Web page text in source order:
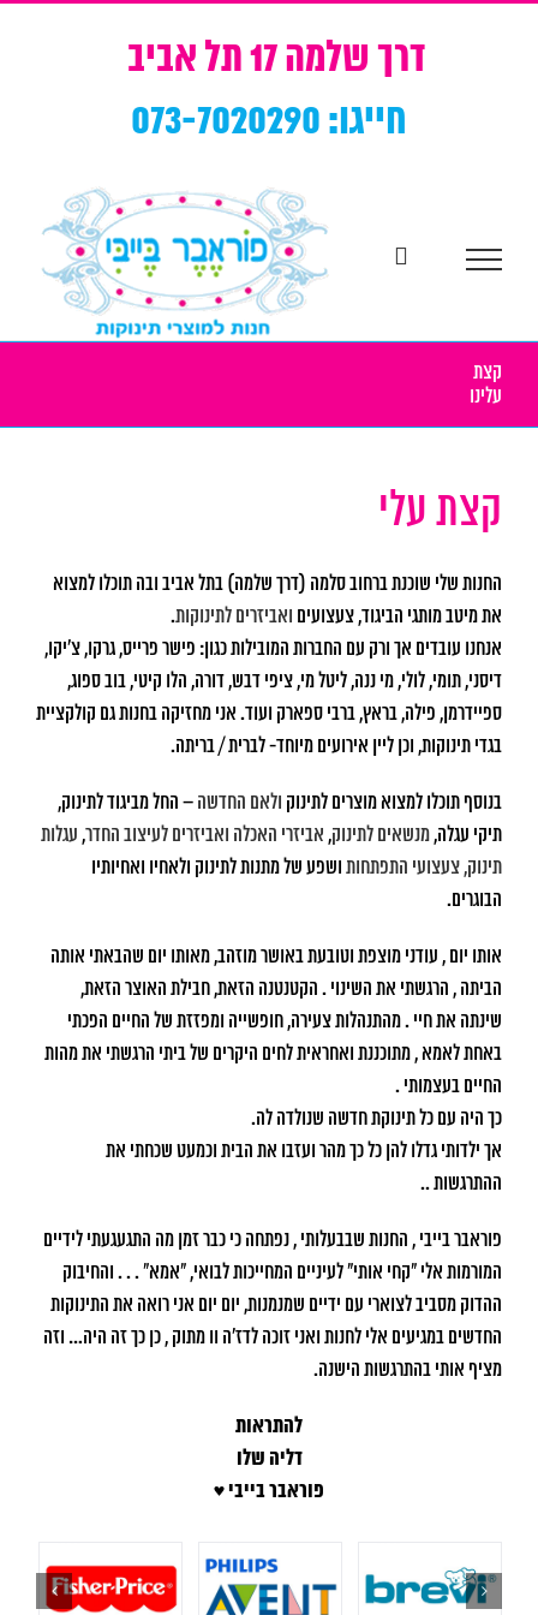
דרך שלמה 17 תל אביב
חייגו: 073-7020290
קצת
עלינו
קצת עלי
החנות שלי שוכנת ברחוב סלמה (דרך שלמה) בתל אביב ובה תוכלו למצוא
את מיטב מותגי הביגוד, צעצועים ואביזרים לתינוקות.
אנחנו עובדים אך ורק עם החברות המובילות כגון: פישר פרייס, גרקו, צ'יקו,
דיסני, תומי, לולי, מי ננה, ליטל מי, ציפי דבש, דורה, הלו קיטי, בוב ספוג,
ספיידרמן, פילה, בראץ, ברבי ספארק ועוד. אני מחזיקה בחנות גם קולקציית
בגדי תינוקות, וכן ליין אירועים מיוחד- לברית / בריתה.
בנוסף תוכלו למצוא מוצרים לתינוק ולאם החדשה – החל מביגוד לתינוק,
תיקי עגלה,מנשאים לתינוק, אביזרי האכלה ואביזרים לעיצוב החדר, עגלות
תינוק,צעצועי התפתחות ושפע של מתנות לתינוק ולאחיו ואחיותיו
הבוגרים.
אותו יום , עודני מוצפת וטובעת באושר מוזהב, מאותו יום שהבאתי אותה
הביתה , הרגשתי את השינוי . הקטנטנה הזאת, חבילת האוצר הזאת,
שינתה את חיי . מהתנהלות צעירה, חופשייה ומפזזת של החיים הפכתי
באחת לאמא , מתוכננת ואחראית לחים היקרים של ביתי הרגשתי את מהות
החיים בעצמותי .
כך היה עם כל תינוקת חדשה שנולדה לה.
אך ילדותי גדלו להן כל כך מהר ועזבו את הבית וכמעט שכחתי את
ההתרגשות ..
פוראבר בייבי , החנות שבבעלותי , נפתחה כי כבר זמן מה התגעגעתי לידיים
המורמות אלי "קחי אותי" לעיניים המחייכות לבואי, "אמא" . . . והחיבוק
ההדוק מסביב לצוארי עם ידיים שמנמנות, יום יום אני רואה את התינוקות
החדשים במגיעים אלי לחנות ואני זוכה לדז'ה וו מתוק , כן כך זה היה… וזה
מציף אותי בהתרגשות הישנה.
להתראות
דליה שלו
פוראבר בייבי ♥